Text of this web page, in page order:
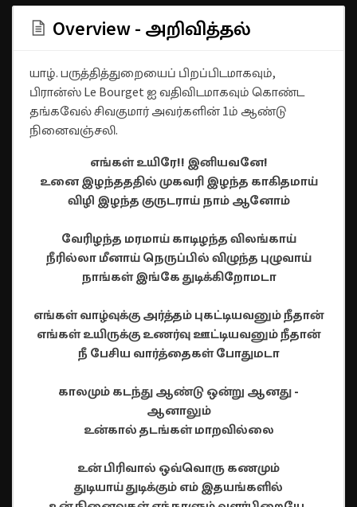
Overview - அறிவித்தல்
யாழ். பருத்தித்துறையைப் பிறப்பிடமாகவும்,
பிரான்ஸ் Le Bourget ஐ வதிவிடமாகவும் கொண்ட
தங்கவேல் சிவகுமார் அவர்களின் 1ம் ஆண்டு
நினைவஞ்சலி.
எங்கள் உயிரே!! இனியவனே!
உனை இழந்தததில் முகவரி இழந்த காகிதமாய்
விழி இழந்த குருடராய் நாம் ஆனோம்
வேரிழந்த மரமாய் காடிழந்த விலங்காய்
நீரில்லா மீனாய் நெருப்பில் விழுந்த புழுவாய்
நாங்கள் இங்கே துடிக்கிறோமடா
எங்கள் வாழ்வுக்கு அர்த்தம் புகட்டியவனும் நீதான்
எங்கள் உயிருக்கு உணர்வு ஊட்டியவனும் நீதான்
நீ பேசிய வார்த்தைகள் போதுமடா
காலமும் கடந்து ஆண்டு ஒன்று ஆனது -
ஆனாலும்
உன்கால் தடங்கள் மாறவில்லை
உன் பிரிவால் ஒவ்வொரு கணமும்
துடியாய் துடிக்கும் எம் இதயங்களில்